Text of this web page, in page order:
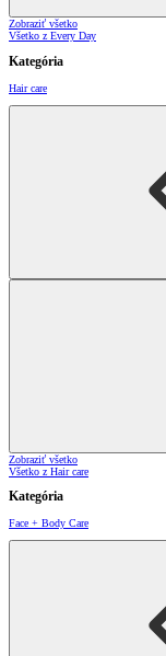
Zobraziť všetko
Všetko z Every Day
Kategória
Hair care
Zobraziť všetko
Všetko z Hair care
Kategória
Face + Body Care